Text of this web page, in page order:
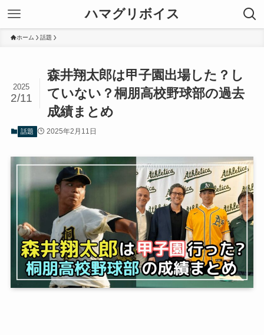
ハマグリボイス
ホーム 話題
森井翔太郎は甲子園出場した？し
ていない？桐朋高校野球部の過去
成績まとめ
2025
2/11
話題 2025年2月11日